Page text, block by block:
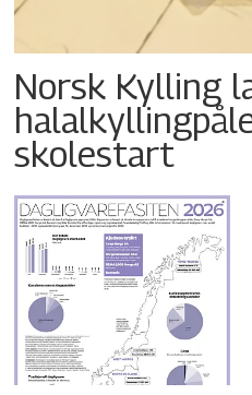
Norsk Kylling
skolestart